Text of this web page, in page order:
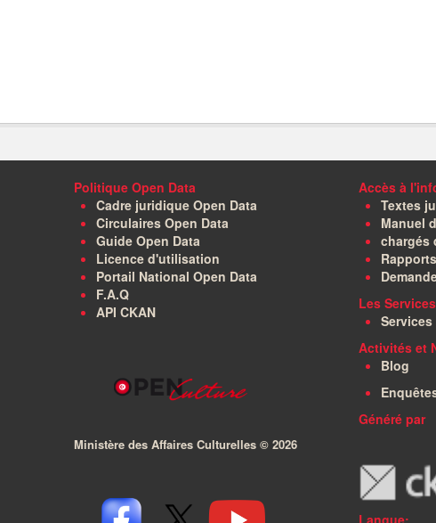
Politique Open Data
Cadre juridique Open Data
Circulaires Open Data
Guide Open Data
Licence d'utilisation
Portail National Open Data
F.A.Q
API CKAN
Ministère des Affaires Culturelles © 2026
Accès à
Textes
Manuel
chargés
Les Services
Activités et
Blog
Généré par